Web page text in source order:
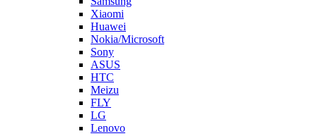
Xiaomi
Huawei
Nokia/Microsoft
Sony
ASUS
HTC
Meizu
FLY
LG
Lenovo